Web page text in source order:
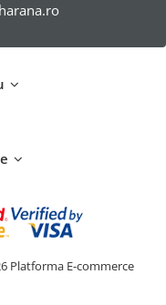
Platforma E-commerce